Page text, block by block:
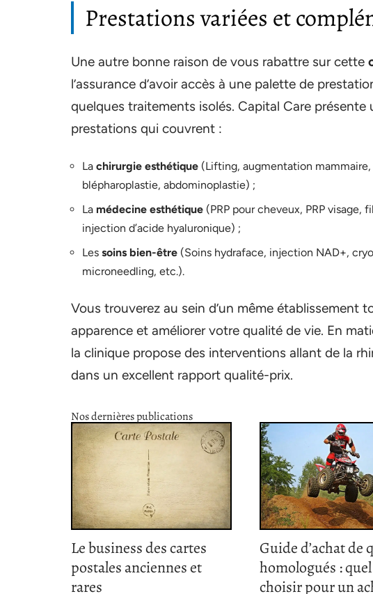
Prestations variées et
Une autre bonne raison de vous rabattre sur cette
l’assurance d’avoir accès à une palette de
quelques traitements isolés. Capital Care
prestations qui couvrent :
La chirurgie esthétique (Lifting, augmentation
blépharoplastie, abdominoplastie) ;
La médecine esthétique (PRP pour cheveux, PRP
injection d’acide hyaluronique) ;
Les soins bien-être (Soins hydraface, injection NAD+,
microneedling, etc.).
Vous trouverez au sein d’un même établissement
apparence et améliorer votre qualité de vie. En
la clinique propose des interventions allant de la
dans un excellent rapport qualité-prix.
Nos dernières publications
Le business des cartes
postales anciennes et
rares
Guide d’achat de
homologués :
choisir pour un